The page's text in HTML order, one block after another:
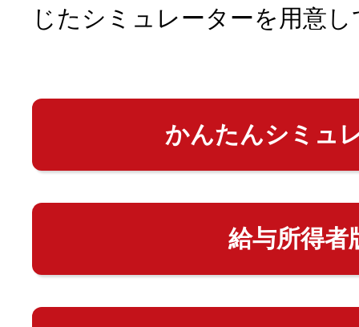
じたシミュレーターを用意
かんたんシミュ
給与所得者